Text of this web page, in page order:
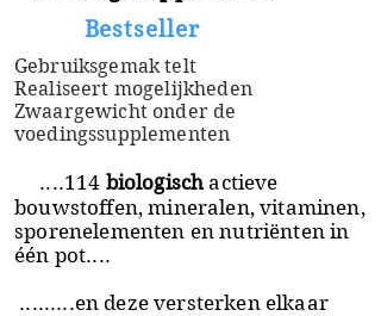
​ Bestseller
Gebruiksgemak telt
Realiseert mogelijkheden
Zwaargewicht onder de
voedingssupplementen
....114 biologischactieve
bouwstoffen, mineralen, vitaminen,
sporenelementen en nutriënten in
één pot....
.........en deze versterken elkaar